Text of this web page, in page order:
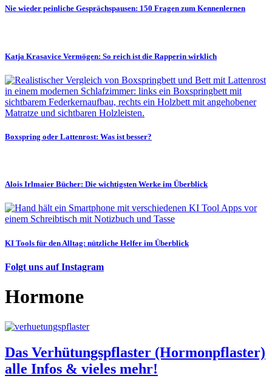
Nie wieder peinliche Gesprächspausen: 150 Fragen zum Kennenlernen
Katja Krasavice Vermögen: So reich ist die Rapperin wirklich
Boxspring oder Lattenrost: Was ist besser?
Alois Irlmaier Bücher: Die wichtigsten Werke im Überblick
KI Tools für den Alltag: nützliche Helfer im Überblick
Folgt uns auf Instagram
Hormone
Das Verhütungspflaster (Hormonpflaster)
alle Infos & vieles mehr!